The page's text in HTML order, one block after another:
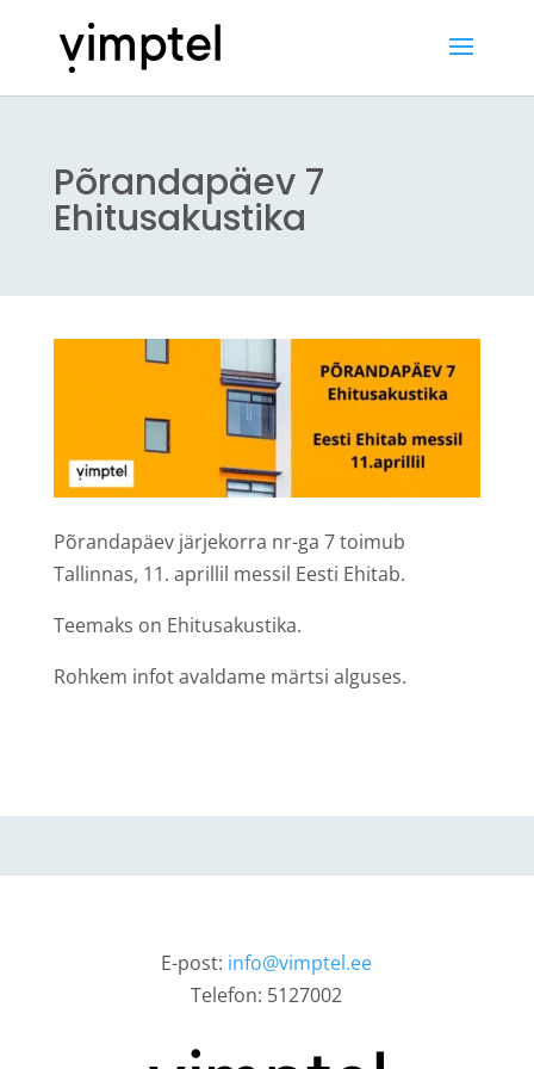
Põrandapäev 7
Ehitusakustika
Põrandapäev järjekorra nr-ga 7 toimub
Tallinnas, 11. aprillil messil Eesti Ehitab.
Teemaks on Ehitusakustika.
Rohkem infot avaldame märtsi alguses.
E-post: info@vimptel.ee
Telefon: 5127002